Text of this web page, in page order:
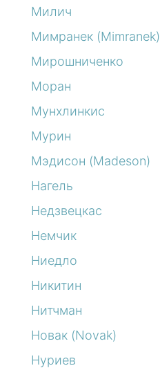
Милич
Мимранек (Mimranek)
Мирошниченко
Моран
Мунхлинкис
Мурин
Мэдисон (Madeson)
Нагель
Недзвецкас
Немчик
Ниедло
Никитин
Нитчман
Новак (Novak)
Нуриев